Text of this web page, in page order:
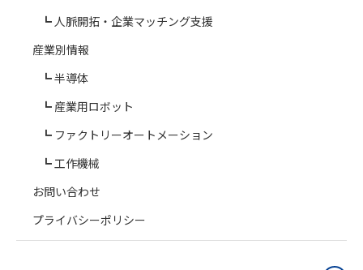
人脈開拓・企業マッチング支援
産業別情報
半導体
産業用ロボット
ファクトリーオートメーション
工作機械
お問い合わせ
プライバシーポリシー